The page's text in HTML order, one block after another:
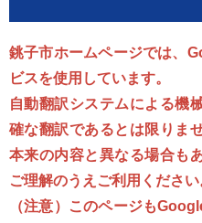
銚子市ホームページでは、
ビスを使用しています。
自動翻訳システムによる機
確な翻訳であるとは限りま
本来の内容と異なる場合も
ご理解のうえご利用ください
（注意）このページも